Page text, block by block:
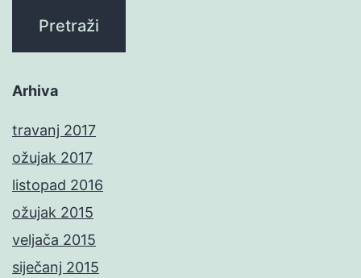
Arhiva
travanj 2017
ožujak 2017
listopad 2016
ožujak 2015
veljača 2015
siječanj 2015